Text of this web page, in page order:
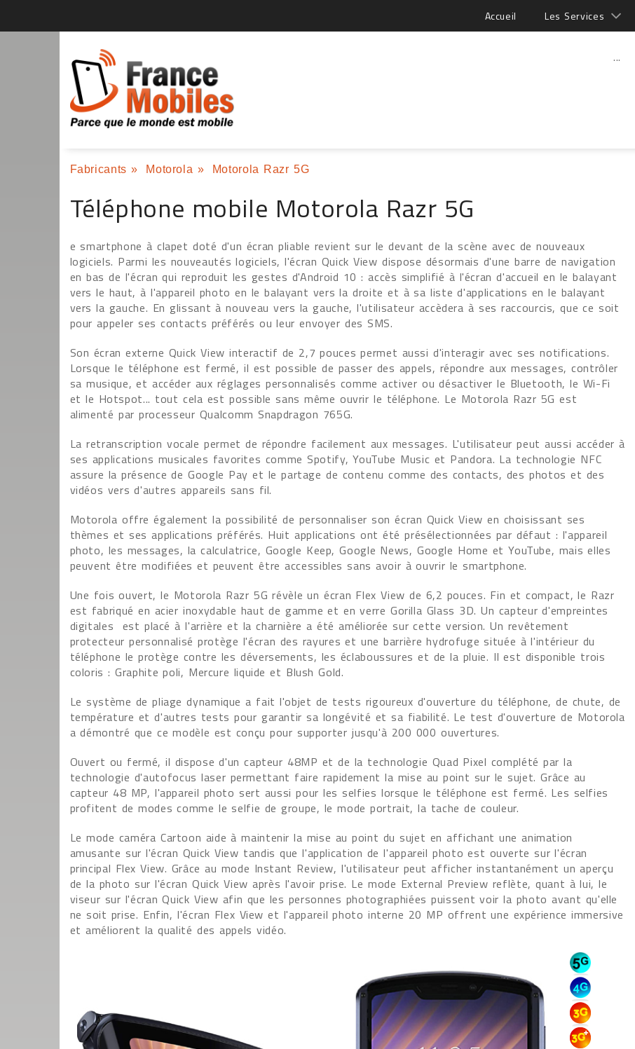
Accueil Les Services
...
Fabricants » Motorola » Motorola Razr 5G
Téléphone mobile Motorola Razr 5G
e smartphone à clapet doté d'un écran pliable revient sur le devant de la scène avec de nouveaux
logiciels. Parmi les nouveautés logiciels, l'écran Quick View dispose désormais d'une barre de navigation
en bas de l'écran qui reproduit les gestes d'Android 10 : accès simplifié à l'écran d'accueil en le balayant
vers le haut, à l'appareil photo en le balayant vers la droite et à sa liste d'applications en le balayant
vers la gauche. En glissant à nouveau vers la gauche, l'utilisateur accèdera à ses raccourcis, que ce soit
pour appeler ses contacts préférés ou leur envoyer des SMS.
Son écran externe Quick View interactif de 2,7 pouces permet aussi d'interagir avec ses notifications.
Lorsque le téléphone est fermé, il est possible de passer des appels, répondre aux messages, contrôler
sa musique, et accéder aux réglages personnalisés comme activer ou désactiver le Bluetooth, le Wi-Fi
et le Hotspot... tout cela est possible sans même ouvrir le téléphone. Le Motorola Razr 5G est
alimenté par processeur Qualcomm Snapdragon 765G.
La retranscription vocale permet de répondre facilement aux messages. L'utilisateur peut aussi accéder à
ses applications musicales favorites comme Spotify, YouTube Music et Pandora. La technologie NFC
assure la présence de Google Pay et le partage de contenu comme des contacts, des photos et des
vidéos vers d'autres appareils sans fil.
Motorola offre également la possibilité de personnaliser son écran Quick View en choisissant ses
thèmes et ses applications préférés. Huit applications ont été présélectionnées par défaut : l'appareil
photo, les messages, la calculatrice, Google Keep, Google News, Google Home et YouTube, mais elles
peuvent être modifiées et peuvent être accessibles sans avoir à ouvrir le smartphone.
Une fois ouvert, le Motorola Razr 5G révèle un écran Flex View de 6,2 pouces. Fin et compact, le Razr
est fabriqué en acier inoxydable haut de gamme et en verre Gorilla Glass 3D. Un capteur d'empreintes
digitales est placé à l'arrière et la charnière a été améliorée sur cette version. Un revêtement
protecteur personnalisé protège l'écran des rayures et une barrière hydrofuge située à l'intérieur du
téléphone le protège contre les déversements, les éclaboussures et de la pluie. Il est disponible trois
coloris : Graphite poli, Mercure liquide et Blush Gold.
Le système de pliage dynamique a fait l'objet de tests rigoureux d'ouverture du téléphone, de chute, de
température et d'autres tests pour garantir sa longévité et sa fiabilité. Le test d'ouverture de Motorola
a démontré que ce modèle est conçu pour supporter jusqu'à 200 000 ouvertures.
Ouvert ou fermé, il dispose d'un capteur 48MP et de la technologie Quad Pixel complété par la
technologie d'autofocus laser permettant faire rapidement la mise au point sur le sujet. Grâce au
capteur 48 MP, l'appareil photo sert aussi pour les selfies lorsque le téléphone est fermé. Les selfies
profitent de modes comme le selfie de groupe, le mode portrait, la tache de couleur.
Le mode caméra Cartoon aide à maintenir la mise au point du sujet en affichant une animation
amusante sur l'écran Quick View tandis que l'application de l'appareil photo est ouverte sur l'écran
principal Flex View. Grâce au mode Instant Review, l'utilisateur peut afficher instantanément un aperçu
de la photo sur l'écran Quick View après l'avoir prise. Le mode External Preview reflète, quant à lui, le
viseur sur l'écran Quick View afin que les personnes photographiées puissent voir la photo avant qu'elle
ne soit prise. Enfin, l'écran Flex View et l'appareil photo interne 20 MP offrent une expérience immersive
et améliorent la qualité des appels vidéo.